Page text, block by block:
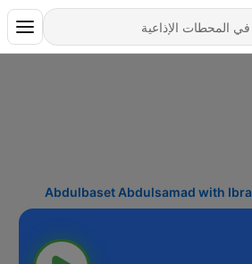
Abdulbaset Abdulsamad with